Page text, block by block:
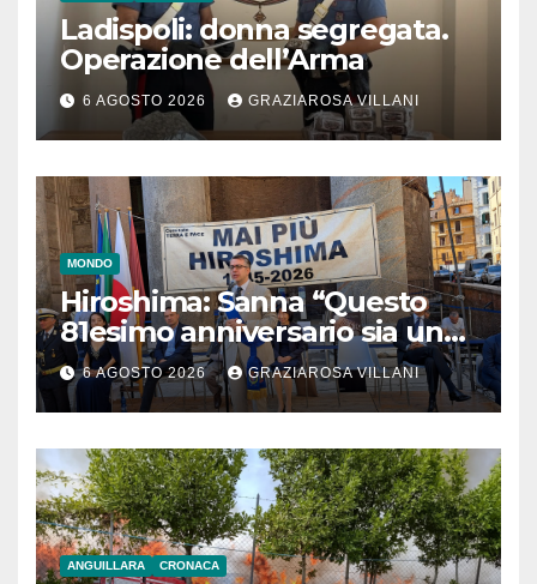
Ladispoli: donna segregata.
Operazione dell’Arma
6 AGOSTO 2026 GRAZIAROSA VILLANI
MONDO
Hiroshima: Sanna “Questo
81esimo anniversario sia un
monito per tutti”
6 AGOSTO 2026 GRAZIAROSA VILLANI
ANGUILLARA CRONACA